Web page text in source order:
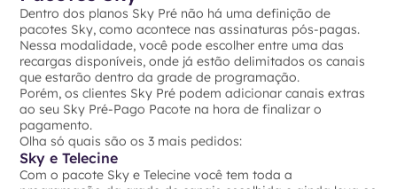
Dentro dos planos Sky Pré não há uma definição de
pacotes Sky, como acontece nas assinaturas pós-pagas.
Nessa modalidade, você pode escolher entre uma das
recargas disponíveis, onde já estão delimitados os canais
que estarão dentro da grade de programação.
Porém, os clientes Sky Pré podem adicionar canais extras
ao seu Sky Pré-Pago Pacote na hora de finalizar o
pagamento.
Olha só quais são os 3 mais pedidos:
Sky e Telecine
Com o pacote Sky e Telecine você tem toda a